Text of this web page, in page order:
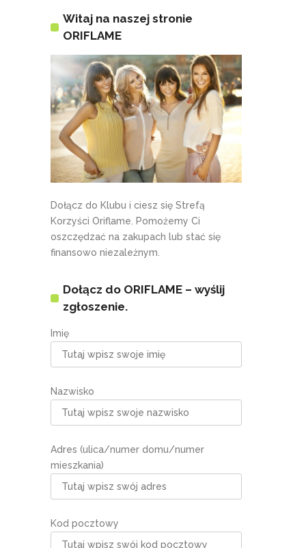
Witaj na naszej stronie
ORIFLAME
Dołącz do Klubu i ciesz się Strefą
Korzyści Oriflame. Pomożemy Ci
oszczędzać na zakupach lub stać się
finansowo niezależnym.
Dołącz do ORIFLAME – wyślij
zgłoszenie.
Imię
Nazwisko
Adres (ulica/numer domu/numer
mieszkania)
Kod pocztowy